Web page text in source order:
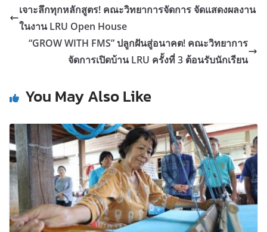
เจาะลึกทุกหลักสูตร! คณะวิทยาการจัดการ จัดแสดงผลงาน
ในงาน LRU Open House
“GROW WITH FMS” ปลูกฝันสู่อนาคต! คณะวิทยาการ
จัดการเปิดบ้าน LRU ครั้งที่ 3 ต้อนรับนักเรียน
You May Also Like